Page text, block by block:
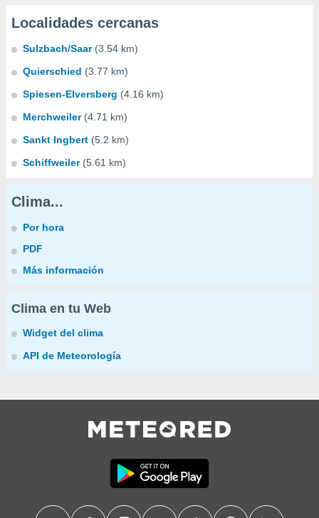
Localidades cercanas
Sulzbach/Saar (3.54 km)
Quierschied (3.77 km)
Spiesen-Elversberg (4.16 km)
Merchweiler (4.71 km)
Sankt Ingbert (5.2 km)
Schiffweiler (5.61 km)
Clima...
Por hora
PDF
Más información
Clima en tu Web
Widget del clima
API de Meteorología